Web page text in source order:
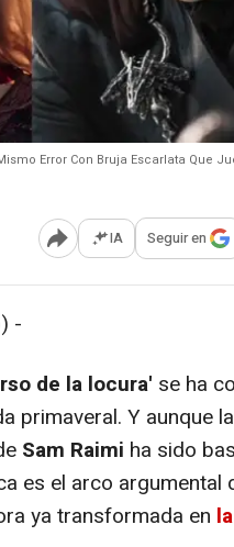
Error Con Bruja Escarlata Que
Abrir opciones para
IA Seguir en
-
de la locura' se ha
primaveral. Y aunque
Sam Raimi ha sido
es el arco argumental
ya transformada en